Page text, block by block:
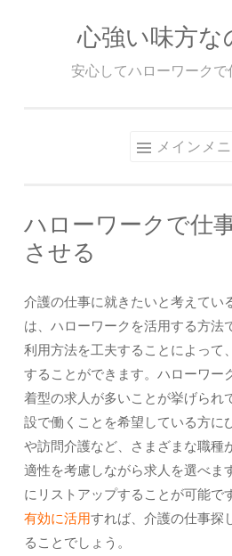
ッ
プ
心強い味方な
安心してハローワークで
メインメ
ハローワークで仕
させる
介護の仕事に就きたいと考えてい
は、ハローワークを活用する方法
利用方法を工夫することによって
することができます。ハローワー
着型の求人が多いことが挙げられ
設で働くことを希望している方に
や訪問介護など、さまざまな職種
適性を考慮しながら求人を選べま
にリストアップすることが可能で
有効に活用すれば、介護の仕事探
ることでしょう。